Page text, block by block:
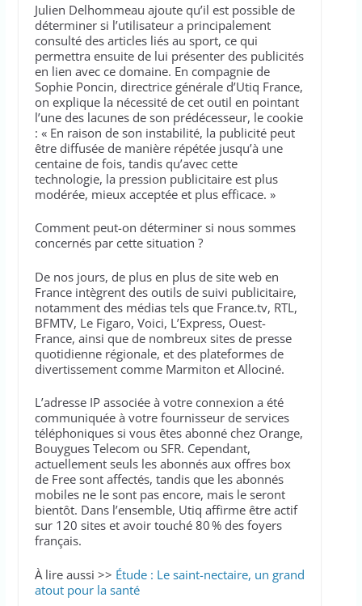
Julien Delhommeau ajoute qu’il est possible de
déterminer si l’utilisateur a principalement
consulté des articles liés au sport, ce qui
permettra ensuite de lui présenter des publicités
en lien avec ce domaine. En compagnie de
Sophie Poncin, directrice générale d’Utiq France,
on explique la nécessité de cet outil en pointant
l’une des lacunes de son prédécesseur, le cookie
: « En raison de son instabilité, la publicité peut
être diffusée de manière répétée jusqu’à une
centaine de fois, tandis qu’avec cette
technologie, la pression publicitaire est plus
modérée, mieux acceptée et plus efficace. »
Comment peut-on déterminer si nous sommes
concernés par cette situation ?
De nos jours, de plus en plus de site web en
France intègrent des outils de suivi publicitaire,
notamment des médias tels que France.tv, RTL,
BFMTV, Le Figaro, Voici, L’Express, Ouest-
France, ainsi que de nombreux sites de presse
quotidienne régionale, et des plateformes de
divertissement comme Marmiton et Allociné.
L’adresse IP associée à votre connexion a été
communiquée à votre fournisseur de services
téléphoniques si vous êtes abonné chez Orange,
Bouygues Telecom ou SFR. Cependant,
actuellement seuls les abonnés aux offres box
de Free sont affectés, tandis que les abonnés
mobiles ne le sont pas encore, mais le seront
bientôt. Dans l’ensemble, Utiq affirme être actif
sur 120 sites et avoir touché 80 % des foyers
français.
À lire aussi >> Étude : Le saint-nectaire, un grand
atout pour la santé